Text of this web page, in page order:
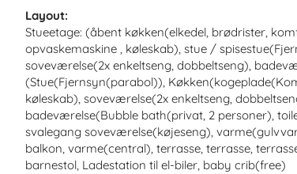
Layout:
Stueetage: (åbent køkken(elkedel, brødrister,
opvaskemaskine , køleskab), stue /
soveværelse(2x enkeltseng, dobbeltseng),
(Stue(Fjernsyn(parabol)),
køleskab), soveværelse(2x enkeltseng,
badeværelse(Bubble bath(privat, 2 personer),
svalegang soveværelse(køjeseng),
balkon, varme(central), terrasse, terrasse,
barnestol, Ladestation til el-biler, baby crib(free)